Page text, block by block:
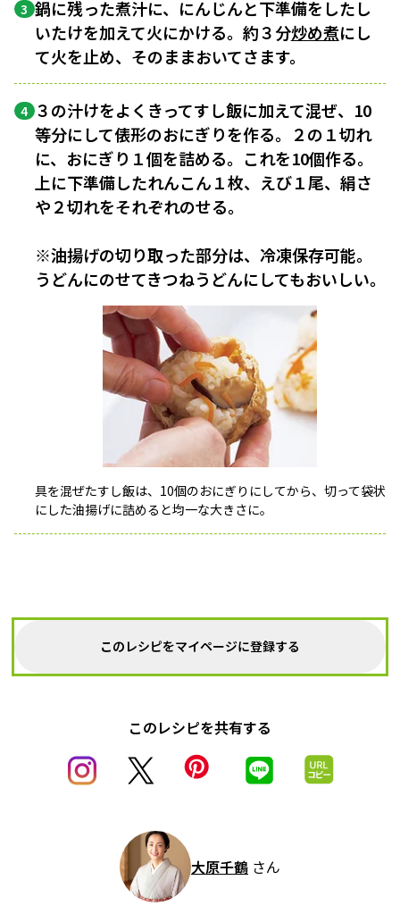
3 鍋に残った煮汁に、にんじんと下準備をしたし
いたけを加えて火にかける。約３分炒め煮にし
て火を止め、そのままおいてさます。
4 ３の汁けをよくきってすし飯に加えて混ぜ、10
等分にして俵形のおにぎりを作る。２の１切れ
に、おにぎり１個を詰める。これを10個作る。
上に下準備したれんこん１枚、えび１尾、絹さ
や２切れをそれぞれのせる。
※油揚げの切り取った部分は、冷凍保存可能。
うどんにのせてきつねうどんにしてもおいしい。
具を混ぜたすし飯は、10個のおにぎりにしてから、切って袋状
にした油揚げに詰めると均一な大きさに。
このレシピをマイページに登録する
このレシピを共有する
大原千鶴 さん